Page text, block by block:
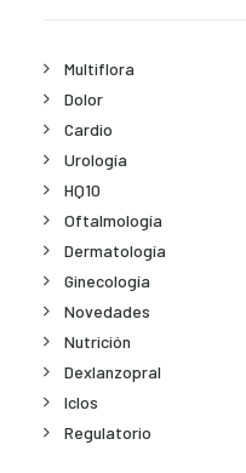
Multiflora
Dolor
Cardio
Urología
HQ10
Oftalmología
Dermatología
Ginecología
Novedades
Nutrición
Dexlanzopral
Iclos
Regulatorio